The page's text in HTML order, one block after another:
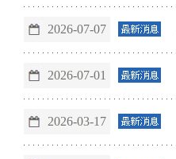
2026-07-07
2026-07-01
2026-03-17